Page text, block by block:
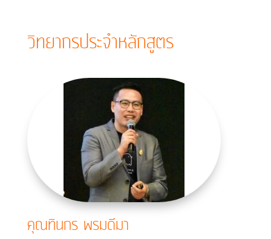
วิทยากรประจำหลักสูตร
คุณทินกร พรมดีมา